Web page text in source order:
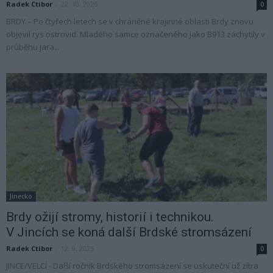
Radek Ctibor 0
BRDY – Po čtyřech letech se v chráněné krajinné oblasti Brdy znovu
objevil rys ostrovid. Mladého samce označeného jako B913 zachytily v
průběhu jara...
Jinecko
Brdy ožijí stromy, historií i technikou.
V Jincích se koná další Brdské stromsázení
Radek Ctibor 0
JINCE/VELCÍ - Další ročník Brdského stromsázení se uskuteční už zítra